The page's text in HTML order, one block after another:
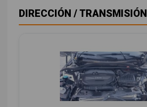
DIRECCIÓN / TRANSMISIÓN